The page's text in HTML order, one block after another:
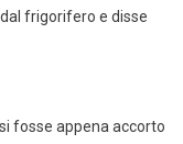
frigorifero e disse
fosse appena accorto